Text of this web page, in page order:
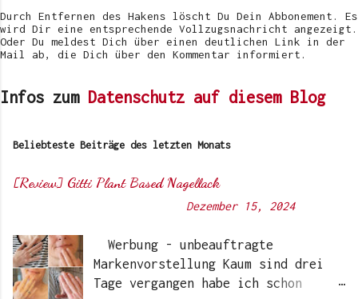
e
n
Durch Entfernen des Hakens löscht Du Dein Abbonement. Es
wird Dir eine entsprechende Vollzugsnachricht angezeigt.
Oder Du meldest Dich über einen deutlichen Link in der
Mail ab, die Dich über den Kommentar informiert.
Infos zum Datenschutz auf diesem Blog
Beliebteste Beiträge des letzten Monats
[Review] Gitti Plant Based Nagellack
Dezember 15, 2024
Werbung - unbeauftragte
Markenvorstellung Kaum sind drei
Tage vergangen habe ich schon